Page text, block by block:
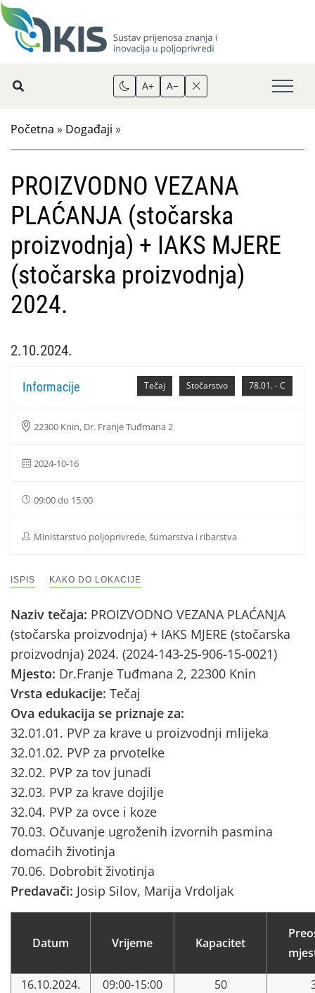
A+ A−
Početna » Događaji »
PROIZVODNO VEZANA
PLAĆANJA (stočarska
proizvodnja) + IAKS MJERE
(stočarska proizvodnja)
2024.
2.10.2024.
78.01. - C
Stočarstvo
Tečaj
Informacije
22300 Knin, Dr. Franje Tuđmana 2
2024-10-16
09:00 do 15:00
Ministarstvo poljoprivrede, šumarstva i ribarstva
ISPIS KAKO DO LOKACIJE
Naziv tečaja: PROIZVODNO VEZANA PLAĆANJA
(stočarska proizvodnja) + IAKS MJERE (stočarska
proizvodnja) 2024. (2024-143-25-906-15-0021)
Mjesto: Dr.Franje Tuđmana 2, 22300 Knin
Vrsta edukacije: Tečaj
Ova edukacija se priznaje za:
32.01.01. PVP za krave u proizvodnji mlijeka
32.01.02. PVP za prvotelke
32.02. PVP za tov junadi
32.03. PVP za krave dojilje
32.04. PVP za ovce i koze
70.03. Očuvanje ugroženih izvornih pasmina
domaćih životinja
70.06. Dobrobit životinja
Predavači: Josip Silov, Marija Vrdoljak
Datum Vrijeme Kapacitet
16.10.2024. 09:00-15:00 50